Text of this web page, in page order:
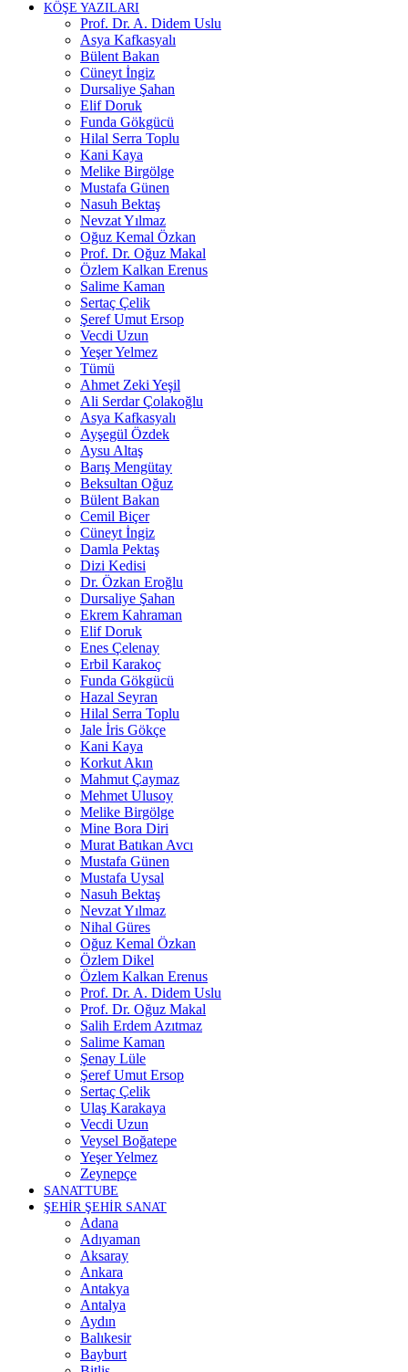
KÖŞE YAZILARI
Prof. Dr. A. Didem Uslu
Asya Kafkasyalı
Bülent Bakan
Cüneyt İngiz
Dursaliye Şahan
Elif Doruk
Funda Gökgücü
Hilal Serra Toplu
Kani Kaya
Melike Birgölge
Mustafa Günen
Nasuh Bektaş
Nevzat Yılmaz
Oğuz Kemal Özkan
Prof. Dr. Oğuz Makal
Özlem Kalkan Erenus
Salime Kaman
Sertaç Çelik
Şeref Umut Ersop
Vecdi Uzun
Yeşer Yelmez
Tümü
Ahmet Zeki Yeşil
Ali Serdar Çolakoğlu
Asya Kafkasyalı
Ayşegül Özdek
Aysu Altaş
Barış Mengütay
Beksultan Oğuz
Bülent Bakan
Cemil Biçer
Cüneyt İngiz
Damla Pektaş
Dizi Kedisi
Dr. Özkan Eroğlu
Dursaliye Şahan
Ekrem Kahraman
Elif Doruk
Enes Çelenay
Erbil Karakoç
Funda Gökgücü
Hazal Seyran
Hilal Serra Toplu
Jale İris Gökçe
Kani Kaya
Korkut Akın
Mahmut Çaymaz
Mehmet Ulusoy
Melike Birgölge
Mine Bora Diri
Murat Batıkan Avcı
Mustafa Günen
Mustafa Uysal
Nasuh Bektaş
Nevzat Yılmaz
Nihal Güres
Oğuz Kemal Özkan
Özlem Dikel
Özlem Kalkan Erenus
Prof. Dr. A. Didem Uslu
Prof. Dr. Oğuz Makal
Salih Erdem Azıtmaz
Salime Kaman
Şenay Lüle
Şeref Umut Ersop
Sertaç Çelik
Ulaş Karakaya
Vecdi Uzun
Veysel Boğatepe
Yeşer Yelmez
Zeynepçe
SANATTUBE
ŞEHİR ŞEHİR SANAT
Adana
Adıyaman
Aksaray
Ankara
Antakya
Antalya
Aydın
Balıkesir
Bayburt